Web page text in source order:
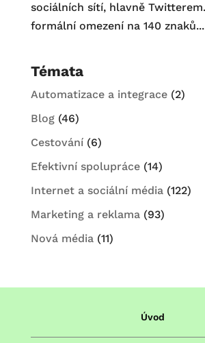
sociálních sítí, hlavně
formální omezení na 140 znaků...
Témata
Automatizace a integrace(2)
Blog(46)
Cestování(6)
Efektivní spolupráce(14)
Internet a sociální média(122)
Marketing a reklama(93)
Nová média(11)
Úvod